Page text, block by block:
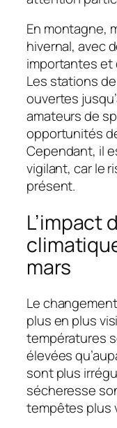
En montagne,
hivernal, avec
importantes et
Les stations
ouvertes
amateurs de
opportunités
Cependant, il
vigilant, car le
présent.
L’impact
mars
Le
plus en plus
températures
élevées
sont plus
sécheresse
tempêtes plus